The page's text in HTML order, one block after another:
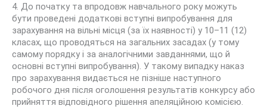
4. До початку та впродовж навчального року можуть
бути проведені додаткові вступні випробування для
зарахування на вільні місця (за їх наявності) у 10–11 (12)
класах, що проводяться на загальних засадах (у тому
самому порядку і за аналогічними завданнями, що й
основні вступні випробування). У такому випадку наказ
про зарахування видається не пізніше наступного
робочого дня після оголошення результатів конкурсу або
прийняття відповідного рішення апеляційною комісією.